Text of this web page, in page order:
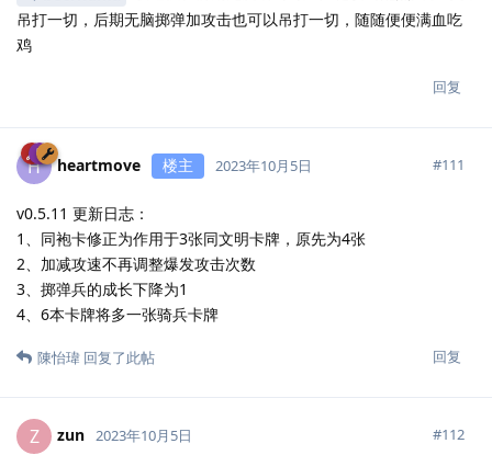
吊打一切，后期无脑掷弹加攻击也可以吊打一切，随随便便满血吃
鸡
回复
H heartmove 楼主 2023年10月5日 #111
v0.5.11 更新日志：
1、同袍卡修正为作用于3张同文明卡牌，原先为4张
2、加减攻速不再调整爆发攻击次数
3、掷弹兵的成长下降为1
4、6本卡牌将多一张骑兵卡牌
回复
陳怡瑋 回复了此帖
Z zun 2023年10月5日 #112